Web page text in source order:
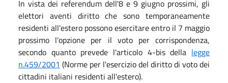
In vista dei referendum dell'8 e 9 giugno prossimi, gli
elettori aventi diritto che sono temporaneamente
residenti all'estero possono esercitare entro il 7 maggio
prossimo l'opzione per il voto per corrispondenza,
secondo quanto prevede l'articolo 4-bis della legge
n.459/2001 (Norme per l'esercizio del diritto di voto dei
cittadini italiani residenti all'estero).